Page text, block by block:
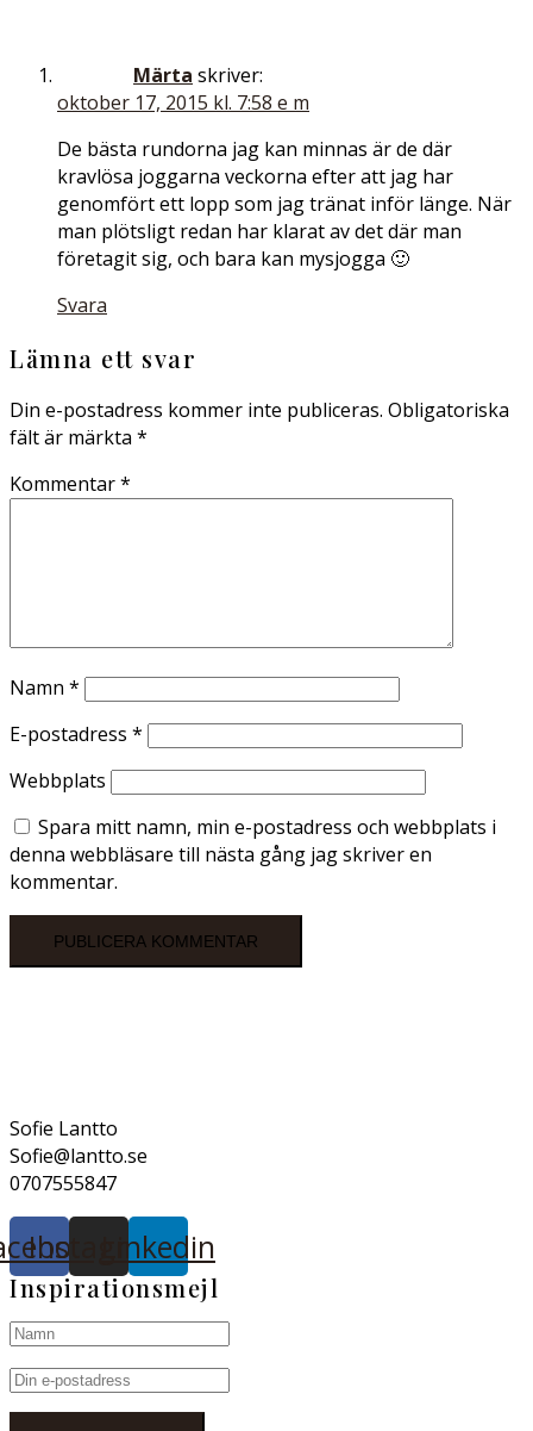
Märta skriver:
oktober 17, 2015 kl. 7:58 e m
De bästa rundorna jag kan minnas är de där
kravlösa joggarna veckorna efter att jag har
genomfört ett lopp som jag tränat inför länge. När
man plötsligt redan har klarat av det där man
företagit sig, och bara kan mysjogga 🙂
Svara
Lämna ett svar
Din e-postadress kommer inte publiceras. Obligatoriska
fält är märkta *
Kommentar*
Namn *
E-postadress *
Webbplats
Spara mitt namn, min e-postadress och webbplats i
denna webbläsare till nästa gång jag skriver en
kommentar.
Sofie Lantto
Sofie@lantto.se
0707555847
InstagramLinkedin
Inspirationsmejl